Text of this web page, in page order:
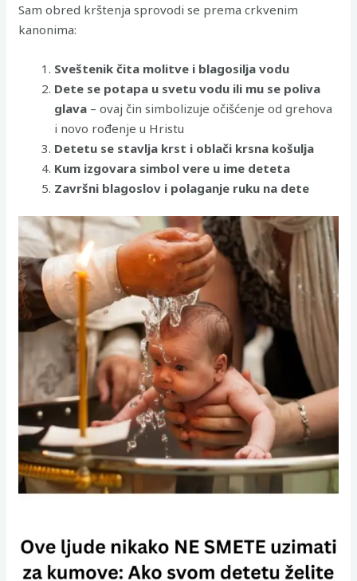
Sam obred krštenja sprovodi se prema crkvenim
kanonima:
Sveštenik čita molitve i blagosilja vodu
Dete se potapa u svetu vodu ili mu se poliva
glava – ovaj čin simbolizuje očišćenje od grehova
i novo rođenje u Hristu
Detetu se stavlja krst i oblači krsna košulja
Kum izgovara simbol vere u ime deteta
Završni blagoslov i polaganje ruku na dete